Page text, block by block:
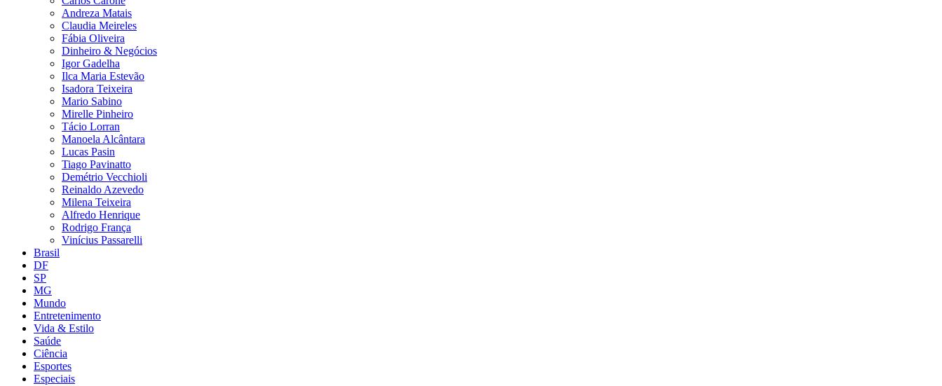
Andreza Matais
Claudia Meireles
Fábia Oliveira
Dinheiro & Negócios
Igor Gadelha
Ilca Maria Estevão
Isadora Teixeira
Mario Sabino
Mirelle Pinheiro
Tácio Lorran
Manoela Alcântara
Lucas Pasin
Tiago Pavinatto
Demétrio Vecchioli
Reinaldo Azevedo
Milena Teixeira
Alfredo Henrique
Rodrigo França
Vinícius Passarelli
Brasil
DF
SP
MG
Mundo
Entretenimento
Vida & Estilo
Saúde
Ciência
Esportes
Especiais